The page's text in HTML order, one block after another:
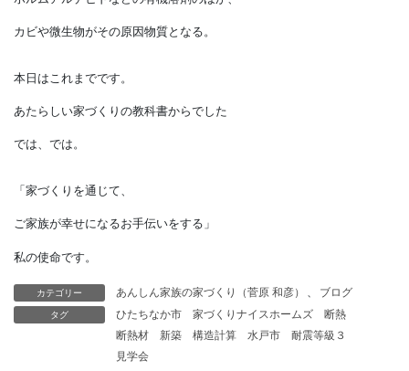
世捨て人となり山奥での
隠遁生活の心境を綴った
「方丈記」は日本三大随筆の一つ。
新築や改修後の住宅内で起きる体調不良のこと。
目がチカチカする、鼻水、のどの乾燥、吐き気、
頭痛、湿疹など人によって症状は様々。
接着剤や塗料に含まれる
ホルムアルデヒドなどの有機溶剤のほか、
カテゴリー あんしん家族の家づくり（菅原 和彦）
ブログ
タグ
ひたちなか市 家づくりナイスホームズ
断熱
断熱材
新築 構造計算 水戸市
耐震等級３
見学会